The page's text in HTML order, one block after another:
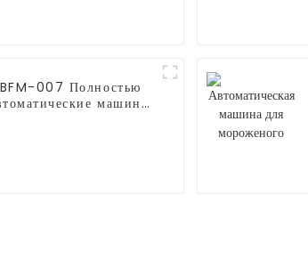
007 Полностью
машины